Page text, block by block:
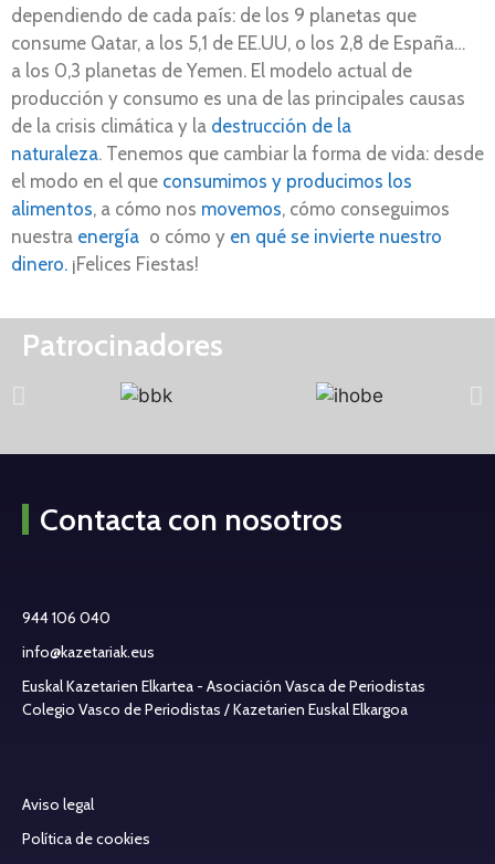
dependiendo de cada país: de los 9 planetas que
consume Qatar, a los 5,1 de EE.UU, o los 2,8 de España…
a los 0,3 planetas de Yemen. El modelo actual de
producción y consumo es una de las principales causas
de la crisis climática y la destrucción de la
naturaleza. Tenemos que cambiar la forma de vida: desde
el modo en el que consumimos y producimos los
alimentos, a cómo nos movemos, cómo conseguimos
nuestra energía o cómo y en qué se invierte nuestro
dinero. ¡Felices Fiestas!
Patrocinadores
Contacta con nosotros
944 106 040
info@kazetariak.eus
Euskal Kazetarien Elkartea - Asociación Vasca de Periodistas
Colegio Vasco de Periodistas / Kazetarien Euskal Elkargoa
Aviso legal
Política de cookies